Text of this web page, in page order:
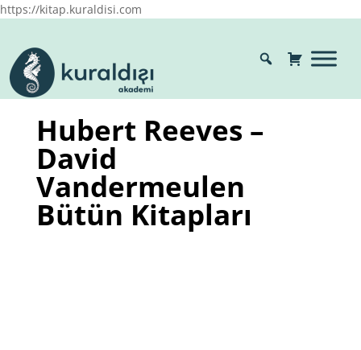
https://kitap.kuraldisi.com
Hubert Reeves –
David
Vandermeulen
Bütün Kitapları